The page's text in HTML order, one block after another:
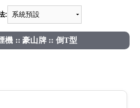
:
機 :: 豪山牌 :: 倒T型